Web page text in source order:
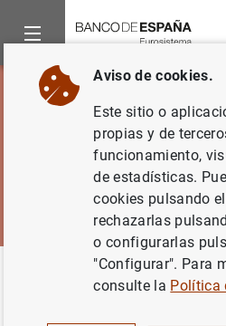
Noticias y eventos El
Aviso de cookies.
Este sitio o
propias y de
funcionamiento,
de estadísticas.
cookies pulsando
rechazarlas
o configurarlas
"Configurar". Para
consulte la Política